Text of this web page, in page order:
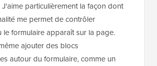
particulièrement la façon dont
me permet de contrôler
le formulaire apparaît sur la page.
ajouter des blocs
autour du formulaire, comme un